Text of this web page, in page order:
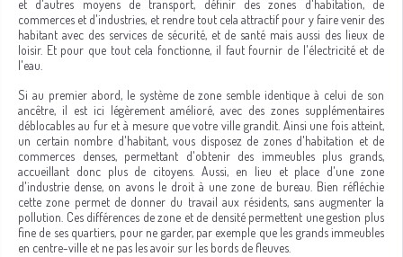
et d'autres moyens de transport, définir des zones d'habitation, de
commerces et d'industries, et rendre tout cela attractif pour y faire venir des
habitant avec des services de sécurité, et de santé mais aussi des lieux de
loisir. Et pour que tout cela fonctionne, il faut fournir de l'électricité et de
l'eau.
Si au premier abord, le système de zone semble identique à celui de son
ancêtre, il est ici légèrement amélioré, avec des zones supplémentaires
déblocables au fur et à mesure que votre ville grandit. Ainsi une fois atteint,
un certain nombre d'habitant, vous disposez de zones d'habitation et de
commerces denses, permettant d'obtenir des immeubles plus grands,
accueillant donc plus de citoyens. Aussi, en lieu et place d'une zone
d'industrie dense, on avons le droit à une zone de bureau. Bien réfléchie
cette zone permet de donner du travail aux résidents, sans augmenter la
pollution. Ces différences de zone et de densité permettent une gestion plus
fine de ses quartiers, pour ne garder, par exemple que les grands immeubles
en centre-ville et ne pas les avoir sur les bords de fleuves.